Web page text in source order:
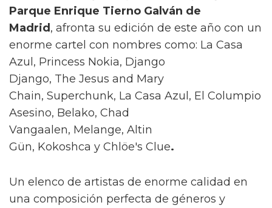
Parque Enrique Tierno Galván de
Madrid, afronta su edición de este año con un
enorme cartel con nombres como: La Casa
Azul, Princess Nokia, Django
Django, The Jesus and Mary
Chain, Superchunk, La Casa Azul, El Columpio
Asesino, Belako, Chad
Vangaalen, Melange, Altin
Gün, Kokoshca y Chlöe's Clue.
Un elenco de artistas de enorme calidad en
una composición perfecta de géneros y